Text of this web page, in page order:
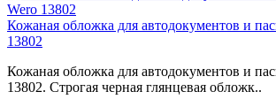
Кожаная обложка для автодокументов и
13802
Кожаная обложка для автодокументов и
13802. Строгая черная глянцевая обложк..